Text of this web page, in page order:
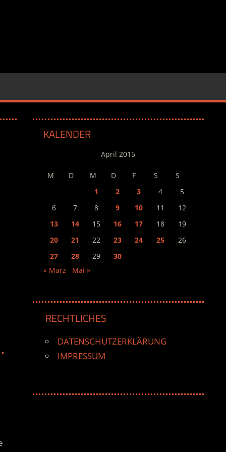
KALENDER
April 2015
M D M D F S
S
1
2 3 4
5
6
7 8 9 10 11
12
13
14 15 16 17 18
19
20
21 22 23 24 25
26
27
28 29
30
« März
Mai »
RECHTLICHES
DATENSCHUTZERKLÄRUNG
IMPRESSUM